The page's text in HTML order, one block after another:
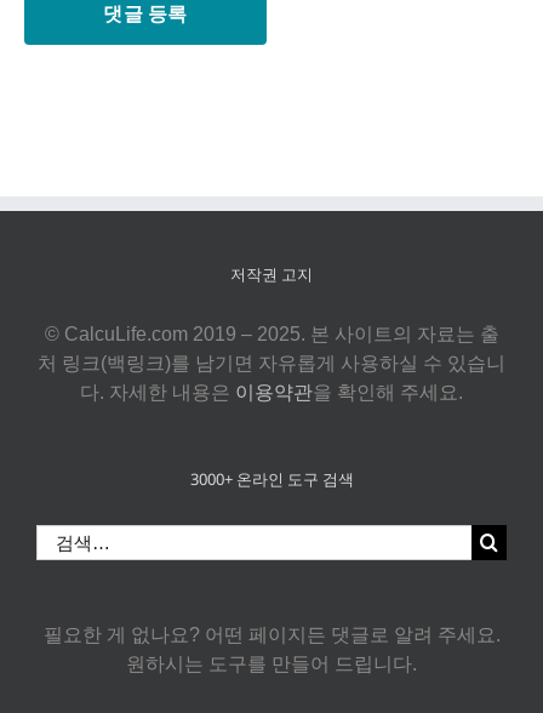
저작권 고지
© CalcuLife.com 2019 – 2025. 본 사이트의 자료는 출
처 링크(백링크)를 남기면 자유롭게 사용하실 수 있습니
다. 자세한 내용은 이용약관을 확인해 주세요.
3000+ 온라인 도구 검색
색:
필요한 게 없나요? 어떤 페이지든 댓글로 알려 주세요.
원하시는 도구를 만들어 드립니다.